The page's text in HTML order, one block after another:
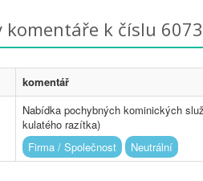
komentáře k číslu
komentář
Nabídka pochybných kominických
kulatého razítka)
Firma / Společnost
Neutrální